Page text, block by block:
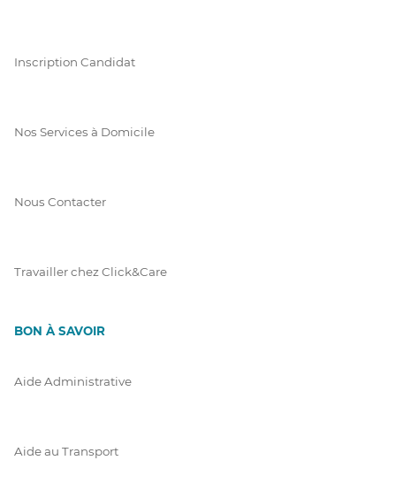
Inscription Candidat
Nos Services à Domicile
Nous Contacter
Travailler chez Click&Care
BON À SAVOIR
Aide Administrative
Aide au Transport